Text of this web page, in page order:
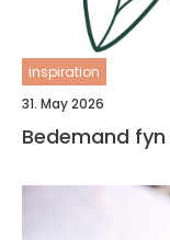
inspiration
31. May 2026